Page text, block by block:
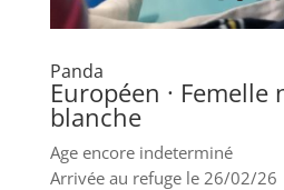
Panda
Européen · Femelle
blanche
Age encore indeterminé
Arrivée au refuge le 26/02/26